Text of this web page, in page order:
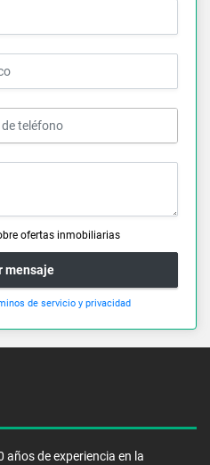
ofertas inmobiliarias
mensaje
de servicio y privacidad
de experiencia en la